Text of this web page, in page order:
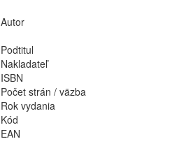
Autor
Podtitul
Nakladateľ
ISBN
Počet strán / väzba
Rok vydania
Kód
EAN